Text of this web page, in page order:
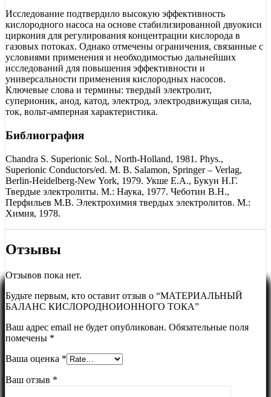
Исследование подтвердило высокую эффективность
кислородного насоса на основе стабилизированной двуокиси
циркония для регулирования концентрации кислорода в
газовых потоках. Однако отмечены ограничения, связанные с
условиями применения и необходимостью дальнейших
исследований для повышения эффективности и
универсальности применения кислородных насосов.
Ключевые слова и термины: твердый электролит,
суперионик, анод, катод, электрод, электродвижущая сила,
ток, вольт-амперная характеристика.
Библиография
Chandra S. Superionic Sol., North-Holland, 1981. Phys.,
Superionic Conductors/ed. M. B. Salamon, Springer – Verlag,
Berlin-Heidelberg-New York, 1979. Укше Е.А., Букун Н.Г.
Твердые электролиты. М.: Наука, 1977. Чеботин В.Н.,
Перфильев М.В. Электрохимия твердых электролитов. М.:
Химия, 1978.
Отзывы
Отзывов пока нет.
Будьте первым, кто оставит отзыв о “МАТЕРИАЛЬНЫЙ
БАЛАНС КИСЛОРОДНОИОННОГО ТОКА”
Ваш адрес email не будет опубликован. Обязательные поля
помечены *
Ваша оценка *
Ваш отзыв *